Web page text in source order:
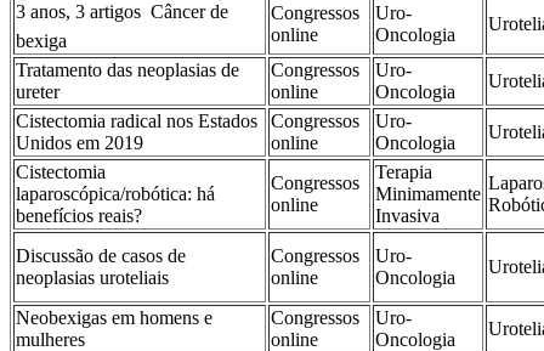
3 anos, 3 artigos  Câncer de
bexiga
Congressos
online
Uro-
Oncologia
Tratamento das neoplasias de
ureter
Congressos
online
Uro-
Oncologia
Cistectomia radical nos Estados
Unidos em 2019
Congressos
online
Uro-
Oncologia
Cistectomia
laparoscópica/robótica: há
benefícios reais?
Congressos
online
Terapia
Minimamente
Invasiva
Discussão de casos de
neoplasias uroteliais
Congressos
online
Uro-
Oncologia
Neobexigas em homens e
mulheres
Congressos
online
Uro-
Oncologia